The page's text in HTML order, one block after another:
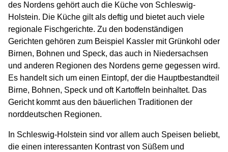
des Nordens gehört auch die Küche von Schleswig-
Holstein. Die Küche gilt als deftig und bietet auch viele
regionale Fischgerichte. Zu den bodenständigen
Gerichten gehören zum Beispiel Kassler mit Grünkohl oder
Birnen, Bohnen und Speck, das auch in Niedersachsen
und anderen Regionen des Nordens gerne gegessen wird.
Es handelt sich um einen Eintopf, der die Hauptbestandteil
Birne, Bohnen, Speck und oft Kartoffeln beinhaltet. Das
Gericht kommt aus den bäuerlichen Traditionen der
norddeutschen Regionen.
In Schleswig-Holstein sind vor allem auch Speisen beliebt,
die einen interessanten Kontrast von Süßem und